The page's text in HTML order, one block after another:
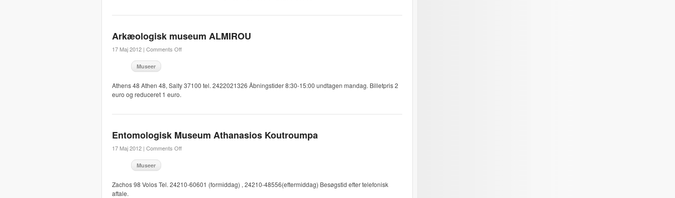
Arkæologisk museum ALMIROU
17 Maj 2012 | Comments Off
Museer
Athens 48 Athen 48, Salty 37100 tel. 2422021326 Åbningstider 8:30-15:00 undtagen mandag. Billetpris 2
euro og reduceret 1 euro.
Entomologisk Museum Athanasios Koutroumpa
17 Maj 2012 | Comments Off
Museer
Zachos 98 Volos Tel. 24210-60601 (formiddag) , 24210-48556(eftermiddag) Besøgstid efter telefonisk
aftale.